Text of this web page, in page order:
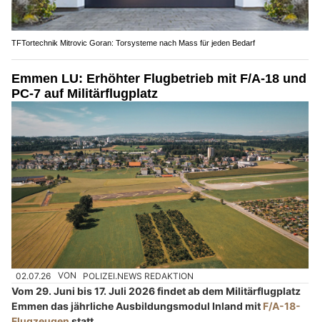
TFTortechnik Mitrovic Goran: Torsysteme nach Mass für jeden Bedarf
Emmen LU: Erhöhter Flugbetrieb mit F/A-18 und
PC-7 auf Militärflugplatz
02.07.26 VON POLIZEI.NEWS REDAKTION
Vom 29. Juni bis 17. Juli 2026 findet ab dem Militärflugplatz
Emmen das jährliche Ausbildungsmodul Inland mit F/A-18-